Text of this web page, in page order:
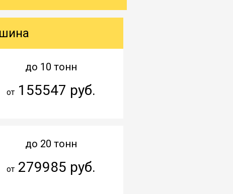
до 10 тонн
от155547 руб.
до 20 тонн
от279985 руб.